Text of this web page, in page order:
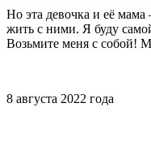
Но эта девочка и её
жить с ними. Я буду
Возьмите меня с собой!
8 августа 2022 года